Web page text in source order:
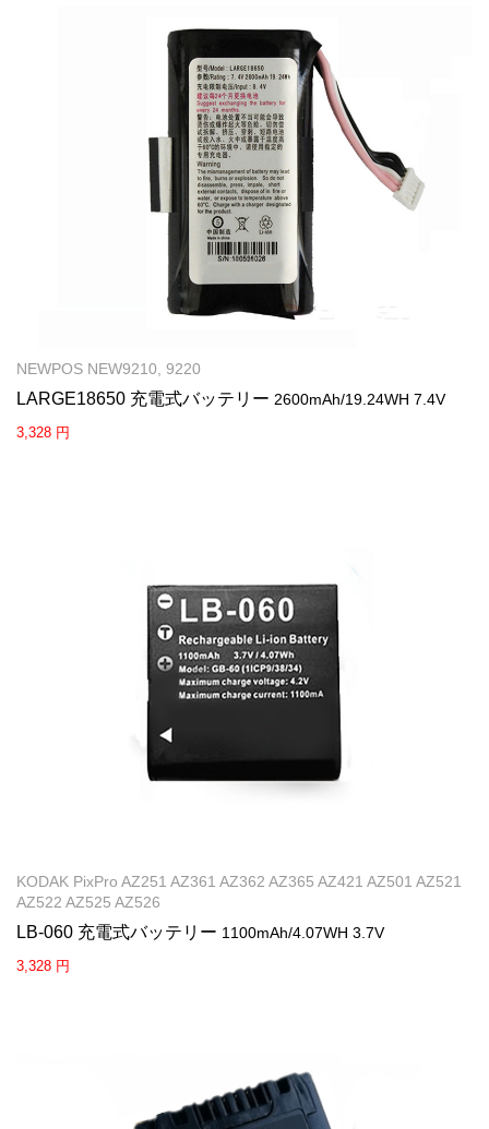
NEWPOS NEW9210, 9220
LARGE18650 充電式バッテリー 2600mAh/19.24WH 7.4V
3,328 円
KODAK PixPro AZ251 AZ361 AZ362 AZ365 AZ421 AZ501 AZ521
AZ522 AZ525 AZ526
LB-060 充電式バッテリー 1100mAh/4.07WH 3.7V
3,328 円